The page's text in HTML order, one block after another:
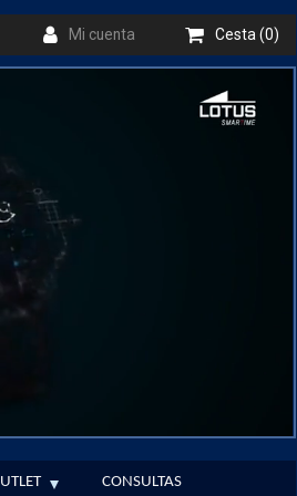
Cesta (0)
Mi cuenta
CONSULTAS